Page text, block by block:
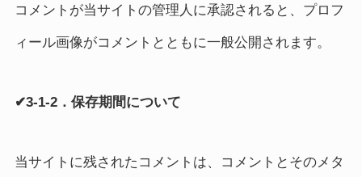
コメントが当サイトの管理人に承認されると、プロフ
ィール画像がコメントとともに一般公開されます。
✔3-1-2．保存期間について
当サイトに残されたコメントは、コメントとそのメタ